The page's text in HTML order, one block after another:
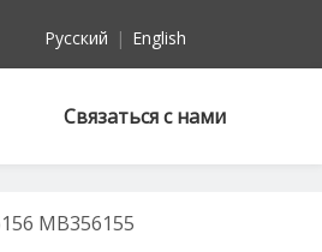
Pусский | English
Связаться с нами
MB356155